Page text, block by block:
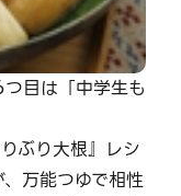
目は「中学生も
ぶり大根』レシ
万能つゆで相性